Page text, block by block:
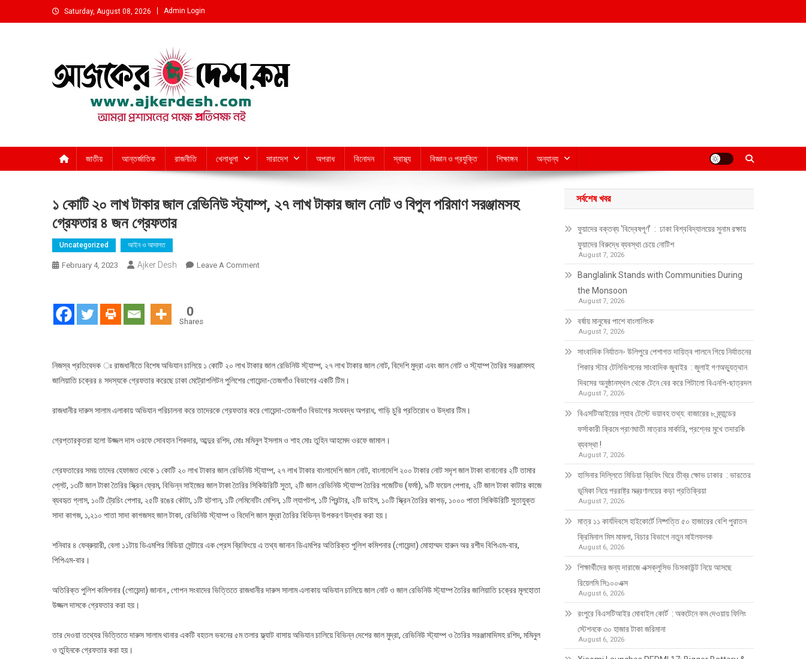
to
Saturday, August 08, 2026 Admin Login
জাতীয় আন্তর্জাতিক রাজনীতি খেলাধুলা সারাদেশ অপরাধ বিনোদন স্বাস্থ্য বিজ্ঞান ও প্রযুক্তি শিক্ষাঙ্গন অন্যান্য
১ কোটি ২০ লাখ টাকার জাল রেভিনিউ স্ট্যাম্প, ২৭ লাখ টাকার জাল নোট ও বিপুল পরিমাণ সরঞ্জামসহ
গ্রেফতার ৪ জন গ্রেফতার
Uncategorized আইন ও আদালত
February 4, 2023 Ajker Desh Leave A CommentOn
রেভিনিউ
টাকার
নোট
বিপুল
পরিমাণ
সরঞ্জামসহ
গ্রেফতার
0
Shares
নিজস্ব প্রতিবেদক ঃ রাজধানীতে বিশেষ অভিযান চালিয়ে ১ কোটি ২০ লাখ টাকার জাল রেভিনিউ স্ট্যাম্প, ২৭ লাখ টাকার জাল নোট, বিদেশি মুদ্রা এবং জাল নোট ও স্ট্যাম্প তৈরির সরঞ্জামসহ
জালিয়াতি চক্রের ৪ সদস্যকে গ্রেফতার করেছে ঢাকা মেট্রোপলিটন পুলিশের গোয়েন্দা-তেজগাঁও বিভাগের একটি টিম।
রাজধানীর দারুস সালাম এলাকায় অভিযান পরিচালনা করে তাদেরকে গ্রেফতার করে গোয়েন্দা-তেজগাঁও বিভাগের সংঘবদ্ধ অপরাধ, গাড়ি চুরি প্রতিরোধ ও উদ্ধার টিম।
গ্রেপ্তারকৃতরা হলো উজ্জল দাস ওরফে সোবহান শিকদার, আব্দুর রশিদ, মোঃ মমিনুল ইসলাম ও শাহ মোঃ তুহিন আহমেদ ওরফে জামাল।
গ্রেফতারের সময় তাদের হেফাজত থেকে ১ কোটি ২০ লাখ টাকার জাল রেভিনিউ স্ট্যাম্প, ২৭ লাখ টাকার বাংলাদেশি জাল নোট, বাংলাদেশি ২০০ টাকার নোট সদৃশ জাল টাকা বানানোর ২টি তামার
প্লেট, ১৩টি জাল টাকা তৈরির স্ক্রিন ফ্রেম, বিভিন্ন সাইজের জাল টাকা তৈরির সিকিউরিটি সুতা, ২টি জাল রেভিনিউ স্ট্যাম্প তৈরির পজেটিভ (ফর্মা), ৯টি ফয়েল পেপার, ২টি জাল টাকা কাটার কাজে
ব্যবহৃত গ্লাস, ১০টি ট্রেচিং পেপার, ২৫টি রঙের কৌটা, ১টি হটগান, ১টি লেমিনেটিং মেশিন, ১টি ল্যাপটপ, ১টি প্রিন্টার, ২টি ডাইস, ১০টি স্ক্রিন তৈরির কাপড়, ১০০০ পাতা সিকিউরিটি সুতাযুক্ত
সাদা কাগজ, ১,২১০ পাতা সাদা কাগজসহ জাল টাকা, রেভিনিউ স্ট্যাম্প ও বিদেশি জাল মুদ্রা তৈরির বিভিন্ন উপকরণ উদ্ধার করা হয়।
শনিবার ৪ ফেব্রুয়ারী, বেলা ১১টায় ডিএমপির মিডিয়া সেন্টারে এক প্রেস ব্রিফিংয়ে এ তথ্য জানান ডিএমপির অতিরিক্ত পুলিশ কমিশনার (গোয়েন্দা) মোহাম্মদ হারুন অর রশীদ বিপিএম-বার,
পিপিএম-বার।
অতিরিক্ত পুলিশ কমিশনার (গোয়েন্দা) জানান , গোপন সংবাদের ভিত্তিতে রাজধানীর দারুস সালাম এলাকায় অভিযান চালিয়ে জাল নোট ও জাল রেভিনিউ স্ট্যাম্প তৈরির জালিয়াতি চক্রের মূলহোতা
উজ্জল দাসকে গ্রেফতার করা হয়।
তার দেওয়া তথ্যের ভিত্তিতে দারুস সালাম থানার একটি বহতল ভবনের ৫ম তলার ফ্ল্যাট বাসায় অভিযান চালিয়ে বিভিন্ন দেশের জাল মুদ্রা, রেভিনিউ স্ট্যাম্প ও তৈরির সরঞ্জামাদিসহ রশিদ, মমিনুল
ও তুহিনকে গ্রেফতার করা হয়।
সর্বশেষ খবর
ফুয়াদের বক্তব্য ‘বিদ্বেষপূর্ণ’ : ঢাকা বিশ্ববিদ্যালয়ের সুনাম রক্ষায়
ফুয়াদের বিরুদ্ধে ব্যবস্থা চেয়ে নোটিশ
August 7, 2026
Banglalink Stands with Communities During
the Monsoon
August 7, 2026
বর্ষায় মানুষের পাশে বাংলালিংক
August 7, 2026
সাংবাদিক নির্যাতন- উলিপুরে পেশাগত দায়িত্ব পালনে গিয়ে নির্যাতনের
শিকার স্টার টেলিভিশনের সাংবাদিক জুবাইর : জুলাই গণঅভ্যুত্থান
দিবসের অনুষ্ঠানস্থল থেকে টেনে বের করে পিটালো বিএনপি-ছাত্রদল
August 7, 2026
বিএসটিআইয়ের ল্যাব টেস্টে ভয়াবহ তথ্য: বাজারের ৮ ব্র্যান্ডের
ফর্সাকারী ক্রিমে প্রাণঘাতী মাত্রার মার্কারি, প্রশ্নের মুখে তদারকি
ব্যবস্থা !
August 7, 2026
হাসিনার দিল্লিতে মিডিয়া ব্রিফিং ঘিরে তীব্র ক্ষোভ ঢাকার : ভারতের
ভূমিকা নিয়ে পররাষ্ট্র মন্ত্রণালয়ের কড়া প্রতিক্রিয়া
August 7, 2026
মাত্র ১১ কার্যদিবসে হাইকোর্টে নিষ্পত্তি ৫০ হাজারের বেশি পুরাতন
ক্রিমিনাল মিস মামলা, বিচার বিভাগে নতুন মাইলফলক
August 6, 2026
শিক্ষার্থীদের জন্য দারাজে এক্সক্লুসিভ ডিসকাউন্ট নিয়ে আসছে
রিয়েলমি সি১০০এক্স
August 6, 2026
রংপুরে বিএসটিআইর মোবাইল কোর্ট : অকটেনে কম দেওয়ায় ফিলিং
স্টেশনকে ৩০ হাজার টাকা জরিমানা
August 6, 2026